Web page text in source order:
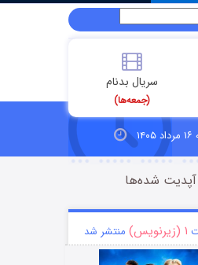
سریال بدنام
(جمعه‌ها)
آپدیت شده‌ها
۱ (زیرنویس) منتشر شد